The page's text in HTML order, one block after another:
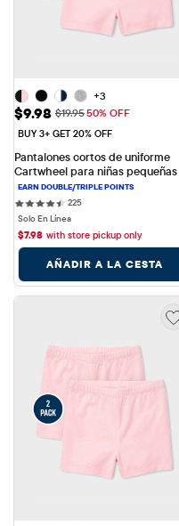
+3
Precio de venta: $9.98
$9.98 Precio original: $19.95
$19.9550% OFF
BUY 3+ GET 20% OFF
Pantalones cortos de uniforme
Cartwheel para niñas pequeñas
225225 reviews
Solo En Línea
$7.98 with store pickup only
AÑADIR A LA CESTA